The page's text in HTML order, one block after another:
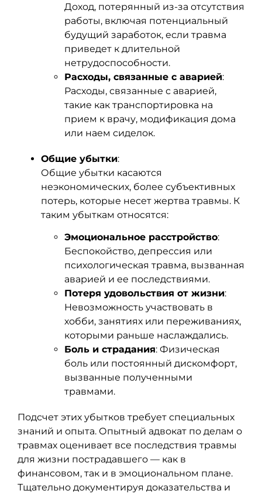
Доход, потерянный из-за отсутствия
работы, включая потенциальный
будущий заработок, если травма
приведет к длительной
нетрудоспособности.
Расходы, связанные с аварией:
Расходы, связанные с аварией,
такие как транспортировка на
прием к врачу, модификация дома
или наем сиделок.
Общие убытки:
Общие убытки касаются
неэкономических, более субъективных
потерь, которые несет жертва травмы. К
таким убыткам относятся:
Эмоциональное расстройство:
Беспокойство, депрессия или
психологическая травма, вызванная
аварией и ее последствиями.
Потеря удовольствия от жизни:
Невозможность участвовать в
хобби, занятиях или переживаниях,
которыми раньше наслаждались.
Боль и страдания: Физическая
боль или постоянный дискомфорт,
вызванные полученными
травмами.
Подсчет этих убытков требует специальных
знаний и опыта. Опытный адвокат по делам о
травмах оценивает все последствия травмы
для жизни пострадавшего — как в
финансовом, так и в эмоциональном плане.
Тщательно документируя доказательства и